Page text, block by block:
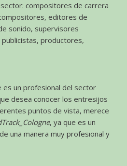
compositores de carrera
editores de
sonido, supervisores
productores,
es un profesional del sector
desea conocer los entresijos
puntos de vista, merece
, ya que es un
una manera muy profesional y